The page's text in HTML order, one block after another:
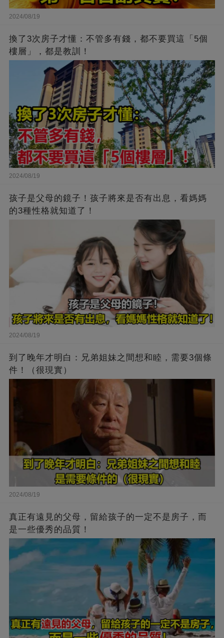
2024/08/19
換了3次房子才懂：不管多有錢，都不要買這「5個
樓層」，都是教訓！
2024/08/19
孩子是父母的鏡子！孩子將來是否有出息，看媽媽
的3種性格就知道了！
2024/08/19
到了晚年才明白：兄弟姐妹之間想和睦，需要3個條
件！（很現實）
2024/08/19
真正有遠見的父母，留給孩子的一定不是房子，而
是一些優秀的品質！